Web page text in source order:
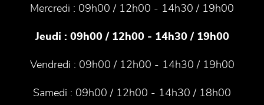
Mercredi : 09h00 / 12h00 - 14h30 / 19h00
Jeudi : 09h00 / 12h00 - 14h30 / 19h00
Vendredi : 09h00 / 12h00 - 14h30 / 19h00
Samedi : 09h00 / 12h00 - 14h30 / 18h00